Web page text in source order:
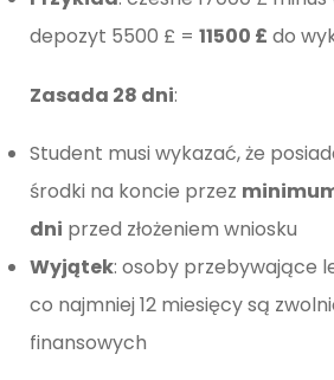
depozyt 5500 £ = 11500 £ do
Zasada 28 dni:
Student musi wykazać, że
środki na koncie przez
dni przed złożeniem wniosku
Wyjątek: osoby przebywające
co najmniej 12 miesięcy są
finansowych